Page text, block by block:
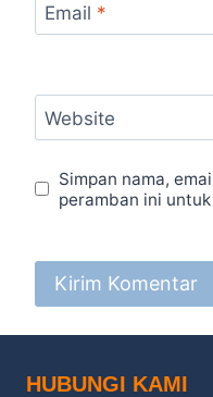
Email *
Website
Simpan nama,
peramban ini
HUBUNGI KAMI